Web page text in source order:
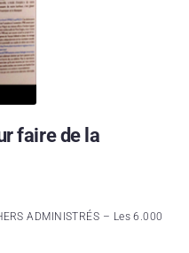
faire de la
ADMINISTRÉS – Les 6.000